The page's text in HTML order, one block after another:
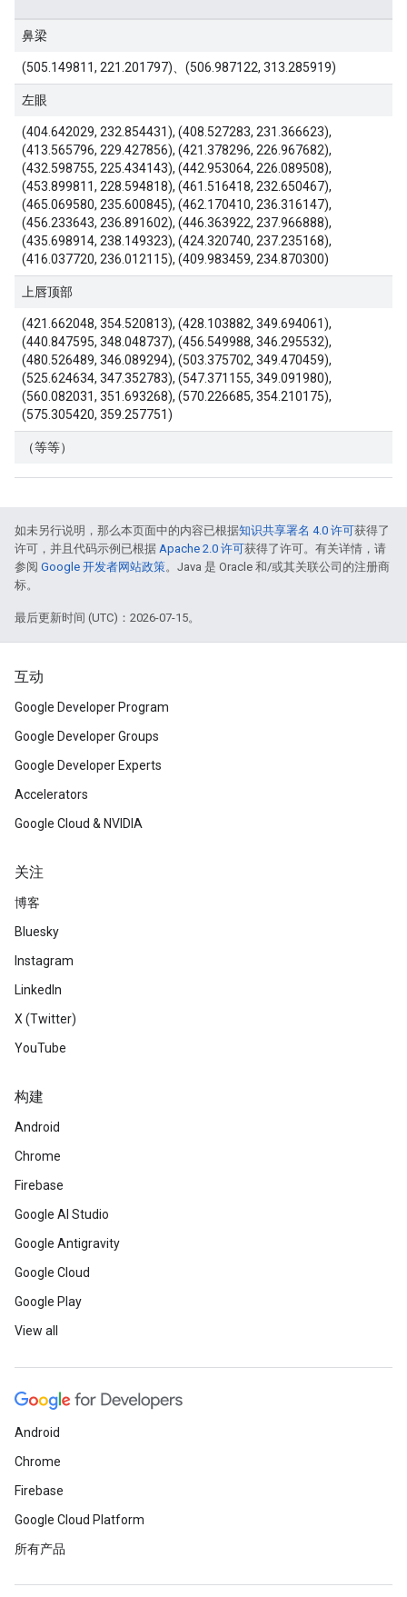
鼻梁
(505.149811, 221.201797)、(506.987122, 313.285919)
左眼
(404.642029, 232.854431), (408.527283, 231.366623),
(413.565796, 229.427856), (421.378296, 226.967682),
(432.598755, 225.434143), (442.953064, 226.089508),
(453.899811, 228.594818), (461.516418, 232.650467),
(465.069580, 235.600845), (462.170410, 236.316147),
(456.233643, 236.891602), (446.363922, 237.966888),
(435.698914, 238.149323), (424.320740, 237.235168),
(416.037720, 236.012115), (409.983459, 234.870300)
上唇顶部
(421.662048, 354.520813), (428.103882, 349.694061),
(440.847595, 348.048737), (456.549988, 346.295532),
(480.526489, 346.089294), (503.375702, 349.470459),
(525.624634, 347.352783), (547.371155, 349.091980),
(560.082031, 351.693268), (570.226685, 354.210175),
(575.305420, 359.257751)
（等等）
如未另行说明，那么本页面中的内容已根据知识共享署名 4.0 许可获得了
许可，并且代码示例已根据 Apache 2.0 许可获得了许可。有关详情，请
参阅 Google 开发者网站政策。Java 是 Oracle 和/或其关联公司的注册商
标。
最后更新时间 (UTC)：2026-07-15。
互动
Google Developer Program
Google Developer Groups
Google Developer Experts
Accelerators
Google Cloud & NVIDIA
关注
博客
Bluesky
Instagram
LinkedIn
X (Twitter)
YouTube
构建
Android
Chrome
Firebase
Google AI Studio
Google Antigravity
Google Cloud
Google Play
View all
Android
Chrome
Firebase
Google Cloud Platform
所有产品